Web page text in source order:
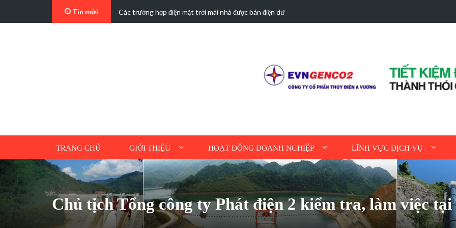
Tin mới Các trường hợp điện mặt trời mái nhà được bán điện dư
TRANG CHỦ GIỚI THIỆU HOẠT ĐỘNG DOANH NGHIỆP LĨNH VỰC DỊCH VỤ
Chủ tịch Tổng công ty Phát điện 2 kiểm tra, làm việc